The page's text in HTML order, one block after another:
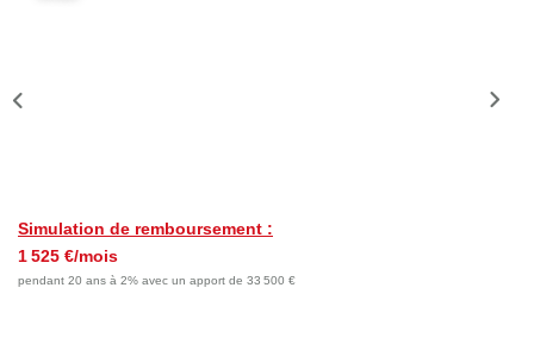
Simulation de remboursement :
1 525 €/mois
pendant 20 ans à 2% avec un apport de 33 500 €